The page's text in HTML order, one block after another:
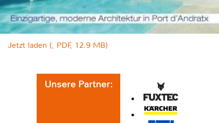
Jetzt laden (, PDF, 12.9 MB)
Unsere Partner: